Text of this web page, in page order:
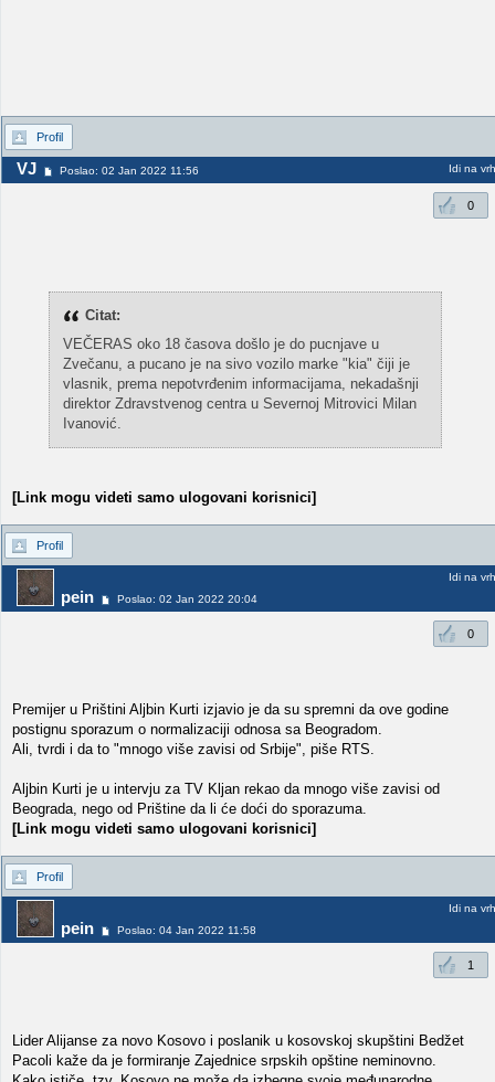
Profil
VJ Poslao: 02 Jan 2022 11:56 Idi na vrh
0
Citat:
VEČERAS oko 18 časova došlo je do pucnjave u
Zvečanu, a pucano je na sivo vozilo marke "kia" čiji je
vlasnik, prema nepotvrđenim informacijama, nekadašnji
direktor Zdravstvenog centra u Severnoj Mitrovici Milan
Ivanović.
[Link mogu videti samo ulogovani korisnici]
Profil
pein Poslao: 02 Jan 2022 20:04
Idi na vrh
0
Premijer u Prištini Aljbin Kurti izjavio je da su spremni da ove godine
postignu sporazum o normalizaciji odnosa sa Beogradom.
Ali, tvrdi i da to "mnogo više zavisi od Srbije", piše RTS.
Aljbin Kurti je u intervju za TV Kljan rekao da mnogo više zavisi od
Beograda, nego od Prištine da li će doći do sporazuma.
[Link mogu videti samo ulogovani korisnici]
Profil
pein Poslao: 04 Jan 2022 11:58
Idi na vrh
1
Lider Alijanse za novo Kosovo i poslanik u kosovskoj skupštini Bedžet
Pacoli kaže da je formiranje Zajednice srpskih opštine neminovno.